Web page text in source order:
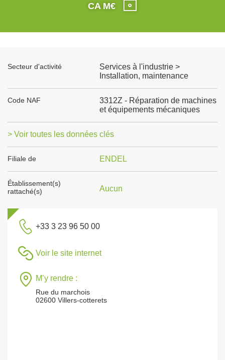
CA M€
Secteur d'activité
Services à l'industrie >
Installation, maintenance
Code NAF
3312Z - Réparation de machines
et équipements mécaniques
> Voir toutes les données clés
Filiale de ENDEL
Établissement(s)
rattaché(s)
Aucun
+33 3 23 96 50 00
Voir le site internet
M’y rendre :
Rue du marchois
02600 Villers-cotterets